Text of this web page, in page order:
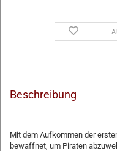
Beschreibung
Mit dem Aufkommen der
bewaffnet, um Piraten